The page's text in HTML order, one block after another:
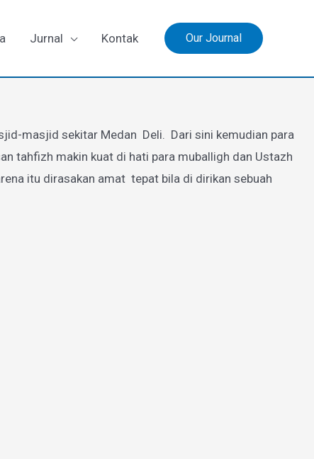
Jurnal Kontak Our Journal
masjid sekitar Medan Deli. Dari sini kemudian para
tahfizh makin kuat di hati para muballigh dan Ustazh
itu dirasakan amat tepat bila di dirikan sebuah